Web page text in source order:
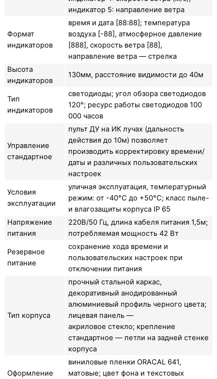
индикатор 5: направление ветра
Формат
индикаторов
время и дата [88:88]; температура
воздуха [-88], атмосферное давление
[888], скорость ветра [88],
направление ветра — стрелка
Высота
индикаторов
130мм, расстояние видимости до 40м
Тип
индикаторов
светодиоды; угол обзора светодиодов
120°; ресурс работы светодиодов 100
000 часов
Управление
стандартное
пульт ДУ на ИК лучах (дальность
действия до 10м) позволяет
производить корректировку времени/
даты и различных пользовательских
настроек
Условия
эксплуатации
уличная эксплуатация, температурный
режим: от -40°C до +50°C; класс пыле-
и влагозащиты корпуса IP 65
Напряжение
питания
220В/50 Гц, длина кабеля питания 1,5м;
потребляемая мощность 42 Вт
Резервное
питание
сохранение хода времени и
пользовательских настроек при
отключении питания
Тип корпуса
прочный стальной каркас,
декоративный анодированный
алюминиевый профиль черного цвета;
лицевая панель —
акриловое стекло; крепление
стандартное — петли на задней стенке
корпуса
Оформление
виниловые пленки ORACAL 641,
матовые; цвет фона и текстовых